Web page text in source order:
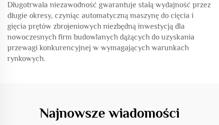
Długotrwała niezawodność gwarantuje stałą wydajność przez
długie okresy, czyniąc automatyczną maszynę do cięcia i
gięcia prętów zbrojeniowych niezbędną inwestycją dla
nowoczesnych firm budowlanych dążących do uzyskania
przewagi konkurencyjnej w wymagających warunkach
rynkowych.
Najnowsze wiadomości